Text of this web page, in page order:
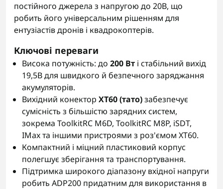
постійного джерела з напругою до 20В, що
робить його універсальним рішенням для
ентузіастів дронів і квадрокоптерів.
Ключові переваги
Висока потужність: до 200 Вт і стабільний вихід
19,5В для швидкого й безпечного заряджання
акумуляторів.
Вихідний конектор XT60 (тато)забезпечує
сумісність з більшістю зарядних систем,
зокрема ToolkitRC M6D, ToolkitRC M8P, iSDT,
IMax та іншими пристроями з роз'ємом XT60.
Компактний і міцний пластиковий корпус
полегшує зберігання та транспортування.
Підтримка широкого діапазону вхідної напруги
робить ADP200 придатним для використання в